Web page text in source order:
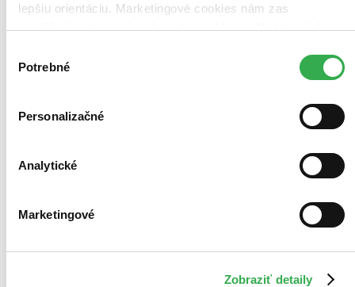
lepšiu orientáciu. Marketingové cookies nám zas
umožňujú zobrazenie relevantnej reklamy. Niektoré údaje
keby sme mohli používať všetky tieto cookies. Ďakujeme!
súhlasu
Potrebné
Personalizačné
Analytické
Marketingové
Zobraziť detaily
Najdrahšie
Na tému DCAutor Grant Morrison